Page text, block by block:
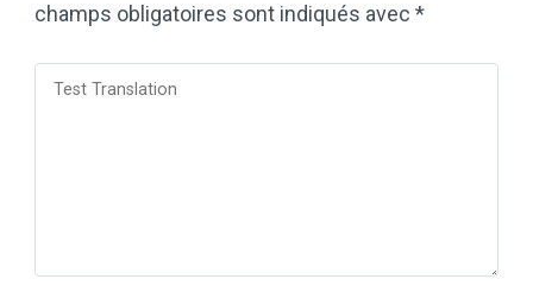
champs obligatoires sont indiqués avec *